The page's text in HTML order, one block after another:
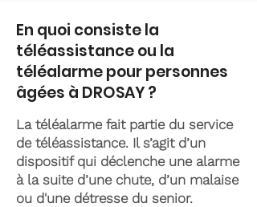
En quoi consiste la
téléassistance ou la
téléalarme pour personnes
âgées à DROSAY ?
La téléalarme fait partie du service
de téléassistance. Il s’agit d’un
dispositif qui déclenche une alarme
à la suite d’une chute, d’un malaise
ou d'une détresse du senior.